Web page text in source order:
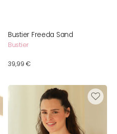
Bustier Freeda Sand
Bustier
Normaler
39,99 €
Bustier